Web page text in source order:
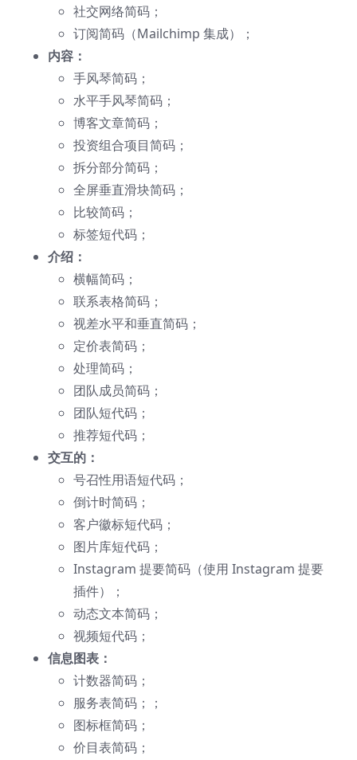
社交网络简码；
订阅简码（Mailchimp 集成）；
内容：
手风琴简码；
水平手风琴简码；
博客文章简码；
投资组合项目简码；
拆分部分简码；
全屏垂直滑块简码；
比较简码；
标签短代码；
介绍：
横幅简码；
联系表格简码；
视差水平和垂直简码；
定价表简码；
处理简码；
团队成员简码；
团队短代码；
推荐短代码；
交互的：
号召性用语短代码；
倒计时简码；
客户徽标短代码；
图片库短代码；
Instagram 提要简码（使用 Instagram 提要
插件）；
动态文本简码；
视频短代码；
信息图表：
计数器简码；
服务表简码；；
图标框简码；
价目表简码；